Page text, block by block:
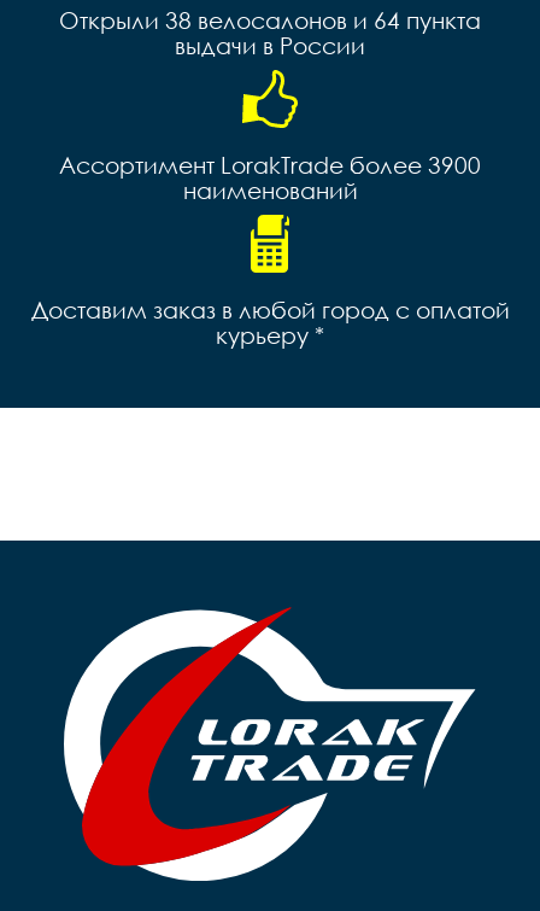
Открыли 38 велосалонов и 64 пункта
выдачи в России
Ассортимент LorakTrade более 3900
наименований
Доставим заказ в любой город с оплатой
курьеру *